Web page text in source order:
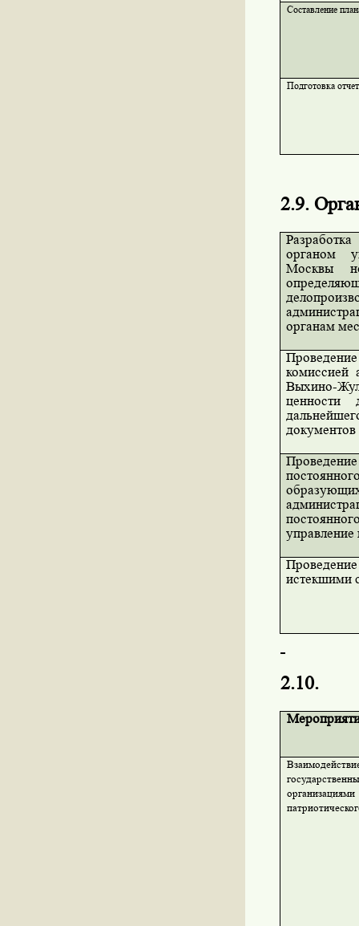
Составление
Подготовка
2.9.
органом
Москвы
органам
комиссией
Выхино-
ценности
истекшими
2.10.